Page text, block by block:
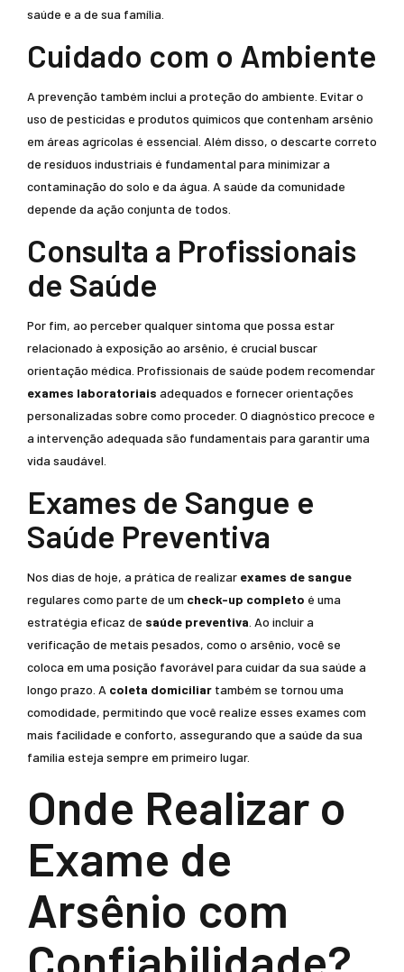
saúde e a de sua família.
Cuidado com o Ambiente
A prevenção também inclui a proteção do ambiente. Evitar o
uso de pesticidas e produtos químicos que contenham arsênio
em áreas agrícolas é essencial. Além disso, o descarte correto
de resíduos industriais é fundamental para minimizar a
contaminação do solo e da água. A saúde da comunidade
depende da ação conjunta de todos.
Consulta a Profissionais
de Saúde
Por fim, ao perceber qualquer sintoma que possa estar
relacionado à exposição ao arsênio, é crucial buscar
orientação médica. Profissionais de saúde podem recomendar
exames laboratoriais adequados e fornecer orientações
personalizadas sobre como proceder. O diagnóstico precoce e
a intervenção adequada são fundamentais para garantir uma
vida saudável.
Exames de Sangue e
Saúde Preventiva
Nos dias de hoje, a prática de realizar exames de sangue
regulares como parte de um check-up completo é uma
estratégia eficaz de saúde preventiva . Ao incluir a
verificação de metais pesados, como o arsênio, você se
coloca em uma posição favorável para cuidar da sua saúde a
longo prazo. A coleta domiciliar também se tornou uma
comodidade, permitindo que você realize esses exames com
mais facilidade e conforto, assegurando que a saúde da sua
família esteja sempre em primeiro lugar.
Onde Realizar o
Exame de
Arsênio com
Confiabilidade?